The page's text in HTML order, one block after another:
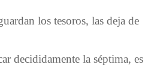
los tesoros, las deja de
decididamente la séptima, es